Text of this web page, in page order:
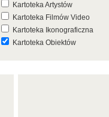
Kartoteka Artystów
Kartoteka Filmów Video
Kartoteka Ikonograficzna
Kartoteka Obiektów